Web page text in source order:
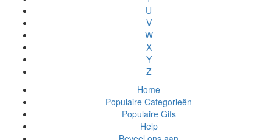
U
V
W
X
Y
Z
Home
Populaire Categorieën
Populaire Gifs
Help